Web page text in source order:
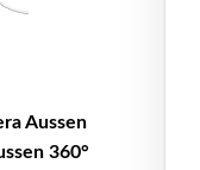
Aussen
360°